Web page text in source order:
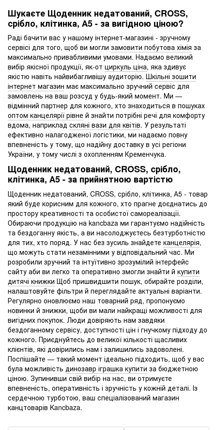
Шукаєте Щоденник недатований, CROSS,
срібло, клітинка, А5 - за вигідною ціною?
Раді бачити вас у нашому інтернет-магазині - зручному
сервісі для того, щоб ви могли замовити побутова хімія за
максимально привабливими умовами. Надаємо великий
вибір якісної продукції, як-от циркуль ціна, яка здивує
якістю навіть найвибагливішу аудиторію. Шкільні зошити
інтернет магазин має максимально зручний сервіс для
замовлень на ваш розсуд у будь-який момент. Ми —
відмінний партнер для кожного, хто знаходиться в пошуках
оптом канцелярії рівне й знайти потрібні речі для комфорту
вдома, наприклад скляні вази для квітів. У результаті
ефективно налагодженої логістики, ми надаємо повну
впевненість у тому, що надійну доставку в усі регіони
України, у тому числі з охопленням Кременчука.
Щоденник недатований, CROSS, срібло,
клітинка, А5 - за прийнятною вартістю
Щоденник недатований, CROSS, срібло, клітинка, А5 - товар
який буде корисним для кожного, хто прагне доєднатись до
простору креативності та особистої самореалізації.
Обираючи продукцію на kancbaza ми гарантуємо надійність
та бездоганну якість, а ви насолоджуєтесь безтурботністю
для тих, хто поряд. У нас без зусиль знайдете канцелярія,
що можуть стати незамінними у відповідальний час. Ми
розробили зручний та інтуїтивно зрозумілий інтерфейс
сайту аби ви легко та оперативно змогли знайти й купити
дитячі книжки Щоб пришвидшити пошук, обирайте розділи,
налаштовуйте фільтри й переглядайте актуальні варіанти.
Регулярно оновлюємо наш товарний ряд, пропонуємо
новинки й знижки, щоби ви мали найкращі можливості для
вигідних покупок. Люди довіряють нам завдяки
бездоганному сервісу, доступності цін і гнучкому підходу до
кожного. Приєднуйтесь до великої кількості щасливих
клієнтів, які довірились нам і залишились задоволені.
Поспішайте — такий момент ідеально підходить, щоб у вас
була можливість динозавр іграшка купити за бюджетною
ціною. Зупинивши свій вибір на нас, ви отримуєте
впевненість, оперативність і зручність у кожній деталі. Із
сердечною турботою, ваш спеціалізований магазин
канцтоварів Kancbaza.